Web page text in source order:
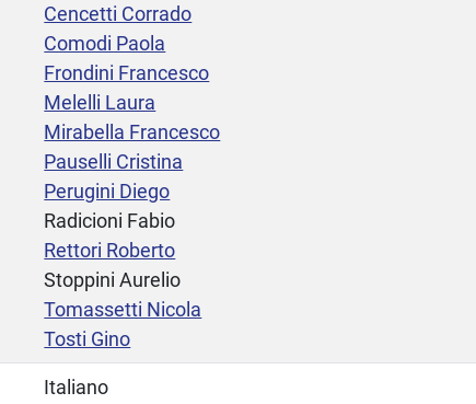
Cencetti Corrado
Comodi Paola
Frondini Francesco
Melelli Laura
Mirabella Francesco
Pauselli Cristina
Perugini Diego
Radicioni Fabio
Rettori Roberto
Stoppini Aurelio
Tomassetti Nicola
Tosti Gino
Italiano